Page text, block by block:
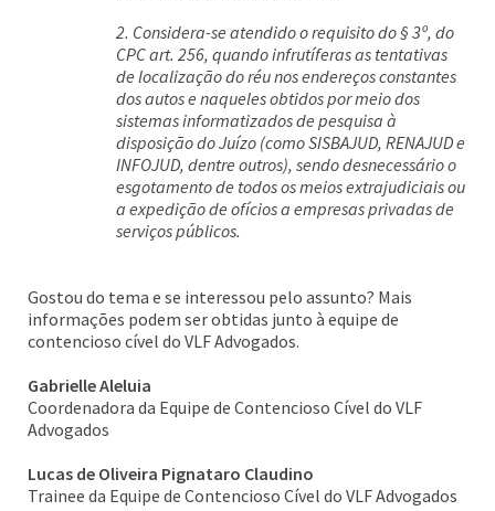
2. Considera-se atendido o requisito do § 3º, do
CPC art. 256, quando infrutíferas as tentativas
de localização do réu nos endereços constantes
dos autos e naqueles obtidos por meio dos
sistemas informatizados de pesquisa à
disposição do Juízo (como SISBAJUD, RENAJUD e
INFOJUD, dentre outros), sendo desnecessário o
esgotamento de todos os meios extrajudiciais ou
a expedição de ofícios a empresas privadas de
serviços públicos.
Gostou do tema e se interessou pelo assunto? Mais
informações podem ser obtidas junto à equipe de
contencioso cível do VLF Advogados.
Gabrielle Aleluia
Coordenadora da Equipe de Contencioso Cível do VLF
Advogados
Lucas de Oliveira Pignataro Claudino
Trainee da Equipe de Contencioso Cível do VLF Advogados